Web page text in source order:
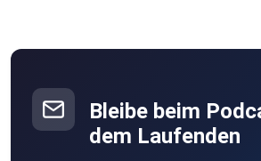
Bleibe beim
dem Laufenden